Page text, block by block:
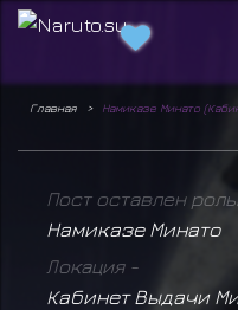
Главная
Намиказе Минато
Пост оставлен
Намиказе Минато
Локация -
Кабинет Выдачи